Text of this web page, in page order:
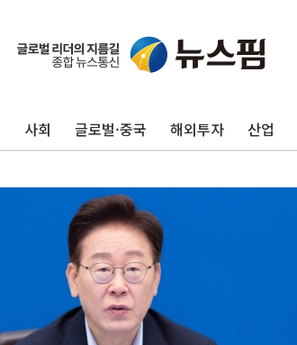
사회 글로벌·중국 해외투자 산업